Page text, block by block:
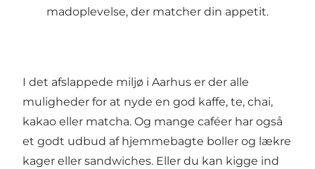
madoplevelse, der matcher din appetit.
I det afslappede miljø i Aarhus er der alle
muligheder for at nyde en god kaffe, te, chai,
kakao eller matcha. Og mange caféer har også
et godt udbud af hjemmebagte boller og lækre
kager eller sandwiches. Eller du kan kigge ind